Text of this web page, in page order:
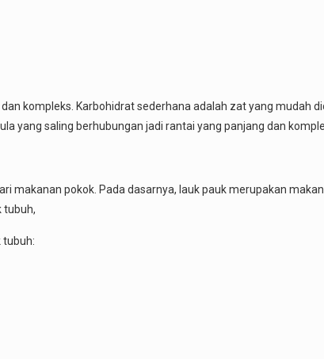
kompleks. Karbohidrat sederhana adalah zat yang mudah
yang saling berhubungan jadi rantai yang panjang dan
makanan pokok. Pada dasarnya, lauk pauk merupakan
tubuh,
tubuh: